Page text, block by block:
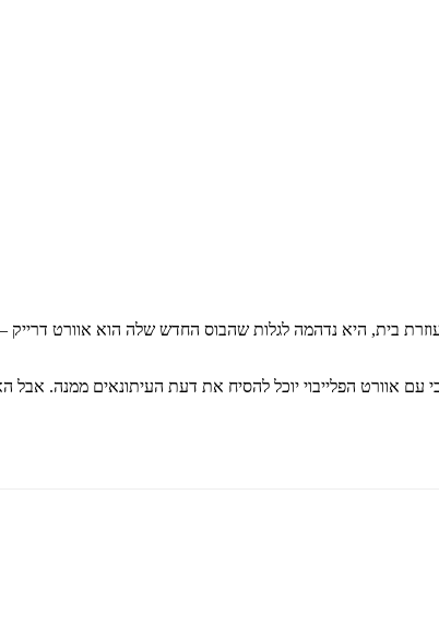
בית, היא נדהמה לגלות שהבוס החדש שלה הוא אוורט דרייק
אוורט הפלייבוי יוכל להסיח את דעת העיתונאים ממנה.